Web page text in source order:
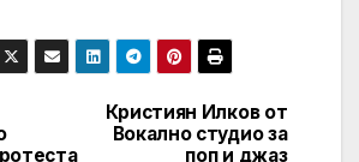
Кристиян Илков от
Вокално студио за
поп и джаз